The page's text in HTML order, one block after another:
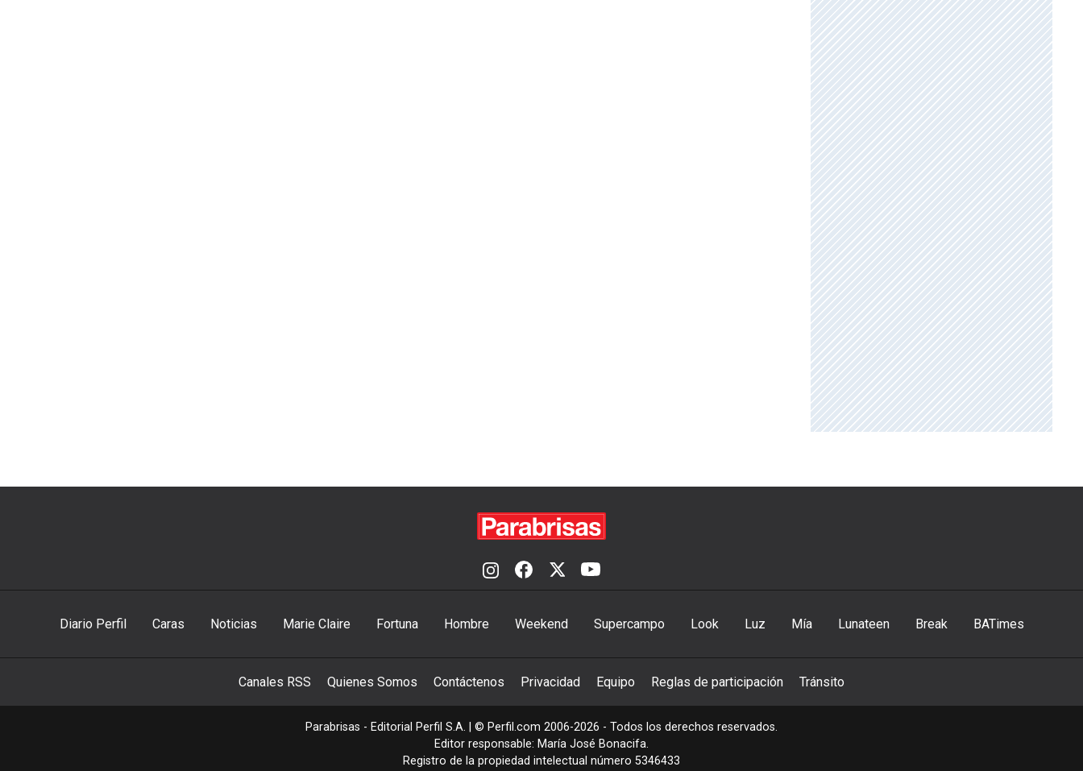
Diario Perfil Caras Noticias Marie Claire Fortuna Hombre Weekend Supercampo Look Luz Mía Lunateen Break BATimes
Canales RSS Quienes Somos Contáctenos Privacidad Equipo Reglas de participación Tránsito
Parabrisas - Editorial Perfil S.A. | © Perfil.com 2006-2026 - Todos los derechos reservados.
Editor responsable: María José Bonacifa.
Registro de la propiedad intelectual número 5346433